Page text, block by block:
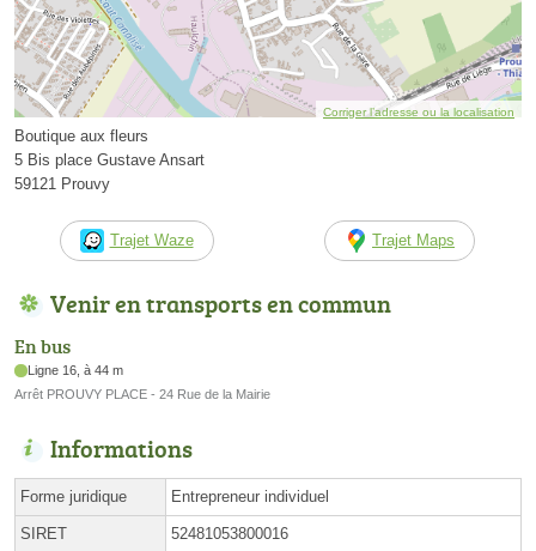
Corriger l’adresse ou la localisation
Boutique aux fleurs
5 Bis place Gustave Ansart
59121 Prouvy
Trajet Waze Trajet Maps
Venir en transports en commun
En bus
Ligne 16, à 44 m
Arrêt PROUVY PLACE - 24 Rue de la Mairie
Informations
Forme juridique Entrepreneur individuel
SIRET 52481053800016